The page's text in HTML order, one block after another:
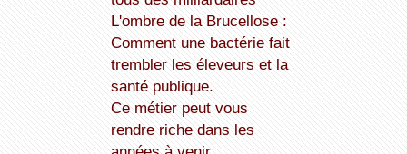
L'ombre de la Brucellose :
Comment une bactérie fait
trembler les éleveurs et la
santé publique.
Ce métier peut vous
rendre riche dans les